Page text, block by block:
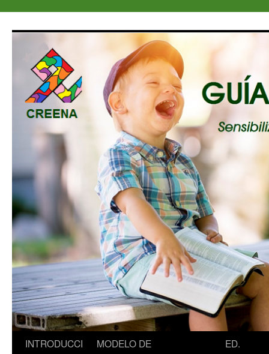
Saltar
INTRODUCCI
MODELO DE
ED.